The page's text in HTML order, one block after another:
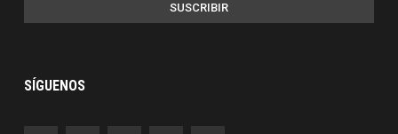
SUSCRIBIR
SÍGUENOS